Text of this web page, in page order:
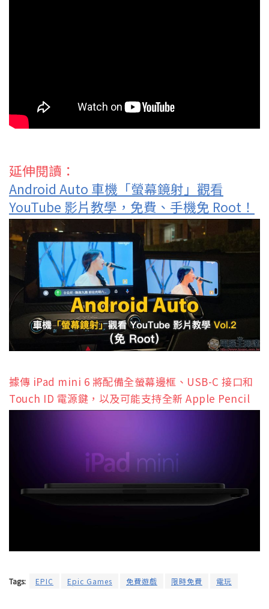
延伸閱讀：
Android Auto 車機「螢幕鏡射」觀看
YouTube 影片教學，免費、手機免 Root！
據傳 iPad mini 6 將配備全螢幕邊框、USB-C 接口和
Touch ID 電源鍵，以及可能支持全新 Apple Pencil
Tags: EPIC Epic Games 免費遊戲 限時免費 電玩